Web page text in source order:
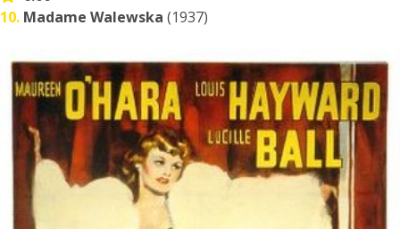
10. Madame Walewska (1937)